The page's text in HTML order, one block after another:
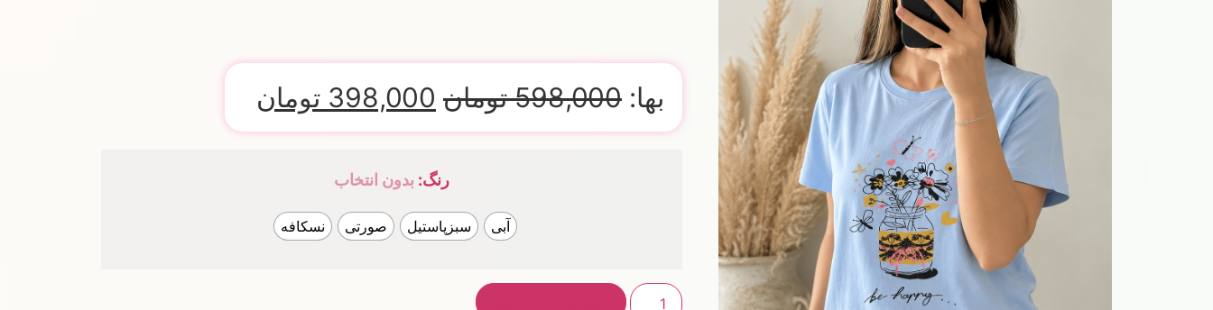
بها: 598,000 تومان 398,000 تومان
رنگ: بدون انتخاب
آبی سبزپاستیل صورتی نسکافه